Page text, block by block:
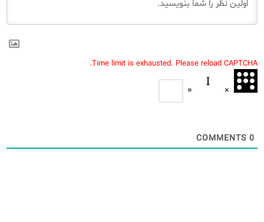
Time limit is exhausted. Please reload CAPTCHA.
×
=
0